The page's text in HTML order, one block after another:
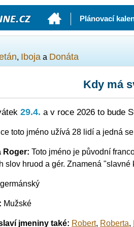
Plánovací
, Iboja a Donáta
Kdy má
29.4. a v roce 2026 to bude
toto jméno užívá 28 lidí a jedná
Roger: Toto jméno je původní
slov hruod a gér. Znamená
germánský
Mužské
jmeniny také: Robert, Roberta,